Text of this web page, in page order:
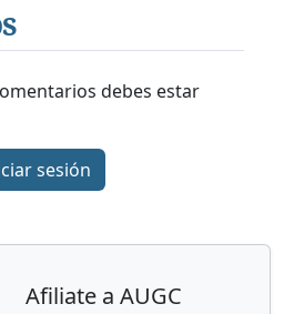
debes estar
sesión
Afiliate a AUGC